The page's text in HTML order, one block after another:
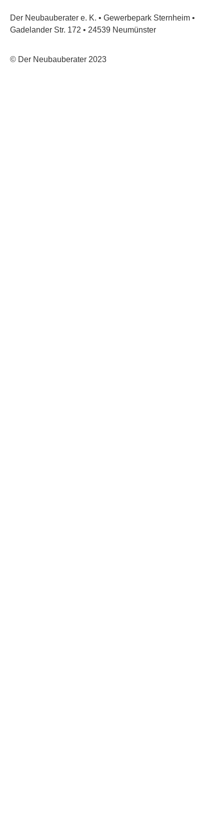
Der Neubauberater e. K. • Gewerbepark Sternheim •
Gadelander Str. 172 • 24539 Neumünster
© Der Neubauberater 2023